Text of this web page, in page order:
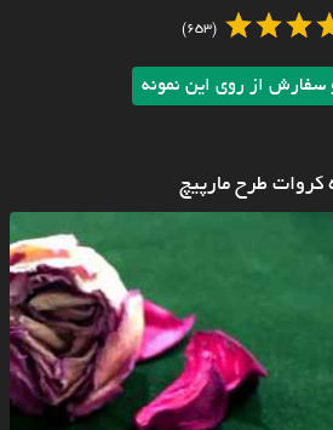
(653)
سفارش از روی این نمونه
کروات طرح مارپیچ